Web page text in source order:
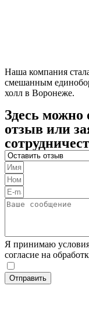
Наша компания
смешанным
холл в Воронеже.
Здесь можно
отзыв или
Я принимаю
согласие на
Отправить